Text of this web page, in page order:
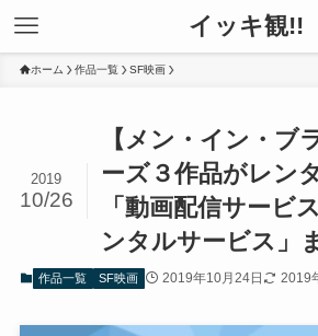
イッキ観!!
ホーム 作品一覧 SF映画
【メン・イン・ブ
ーズ３作品がレン
「動画配信サービ
ンタルサービス」
2019
10/26
作品一覧 SF映画 2019年10月24日 2019